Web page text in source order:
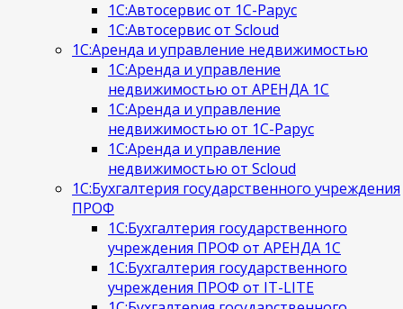
1С:Автосервис от 1С-Рарус
1С:Автосервис от Scloud
1С:Аренда и управление недвижимостью
1С:Аренда и управление
недвижимостью от АРЕНДА 1С
1С:Аренда и управление
недвижимостью от 1С-Рарус
1С:Аренда и управление
недвижимостью от Scloud
1С:Бухгалтерия государственного учреждения
ПРОФ
1С:Бухгалтерия государственного
учреждения ПРОФ от АРЕНДА 1С
1С:Бухгалтерия государственного
учреждения ПРОФ от IT-LITE